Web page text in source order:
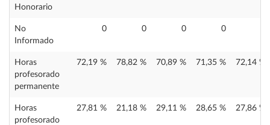
Honorario
No
Informado
0 0 0 0
Horas
profesorado
permanente
72,19 % 78,82 % 70,89 % 71,35 % 72,14 %
Horas
profesorado
27,81 % 21,18 % 29,11 % 28,65 % 27,86 %